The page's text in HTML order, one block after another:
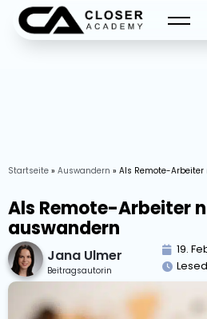
Startseite » Auswandern » Als Remote-
Als Remote-Arbeiter
auswandern
Jana Ulmer
Beitragsautorin
19.